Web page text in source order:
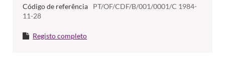
Código de referência
PT/OF/CDF/B/001/0001/C 1984-
11-28
Registo completo